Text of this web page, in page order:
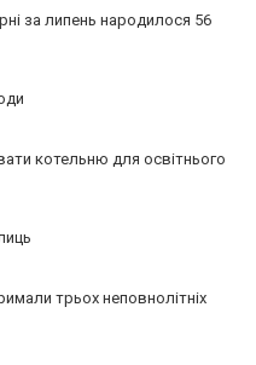
за липень народилося 56
котельню для освітнього
трьох неповнолітніх